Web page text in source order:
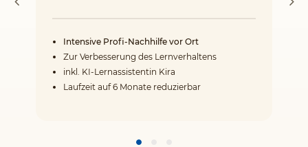
Intensive Profi-Nachhilfe vor Ort
Zur Verbesserung des Lernverhaltens
inkl. KI-Lernassistentin Kira
Laufzeit auf 6 Monate reduzierbar